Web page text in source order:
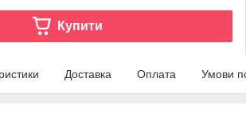
Купити
Доставка Оплата Умови